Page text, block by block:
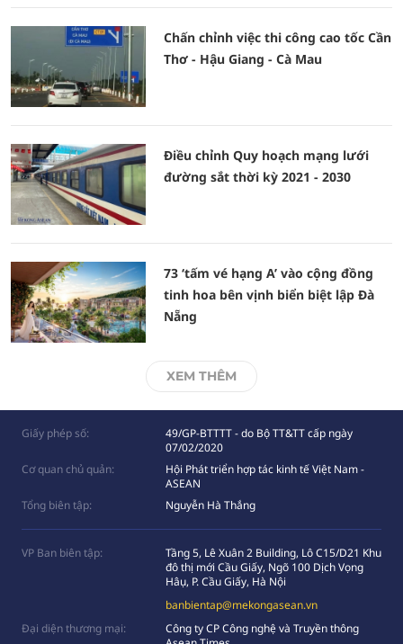
Chấn chỉnh việc thi công cao tốc Cần
Thơ - Hậu Giang - Cà Mau
Điều chỉnh Quy hoạch mạng lưới
đường sắt thời kỳ 2021 - 2030
73 ‘tấm vé hạng A’ vào cộng đồng
tinh hoa bên vịnh biển biệt lập Đà
Nẵng
XEM THÊM
Giấy phép số:
49/GP-BTTTT - do Bộ TT&TT cấp ngày
07/02/2020
Cơ quan chủ quản:
Hội Phát triển hợp tác kinh tế Việt Nam -
ASEAN
Tổng biên tập:
Nguyễn Hà Thắng
VP Ban biên tập:
Tầng 5, Lê Xuân 2 Building, Lô C15/D21 Khu
đô thị mới Cầu Giấy, Ngõ 100 Dịch Vọng
Hâụ, P. Cầu Giấy, Hà Nội
banbientap@mekongasean.vn
Đại diện thương mại:
Công ty CP Công nghệ và Truyền thông